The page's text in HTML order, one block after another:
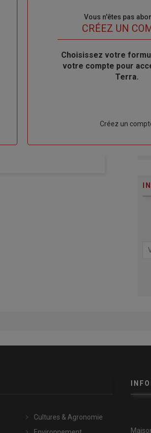
Vous n'êtes pas
TITRECRÉEZ UN
Body
Choisissez votre
votre compte pour
Terra.
Créez un
Cultures & Agronomie